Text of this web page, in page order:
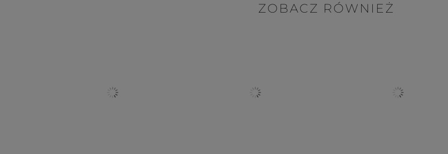
ZOBACZ RÓWNIEŻ